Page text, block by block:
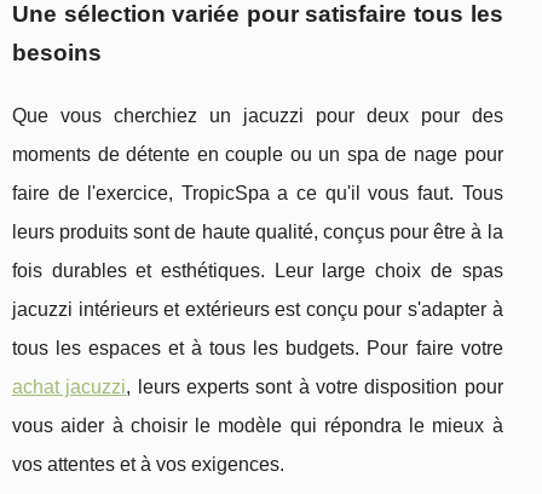
Une sélection variée pour satisfaire tous les
besoins
Que vous cherchiez un jacuzzi pour deux pour des
moments de détente en couple ou un spa de nage pour
faire de l'exercice, TropicSpa a ce qu'il vous faut. Tous
leurs produits sont de haute qualité, conçus pour être à la
fois durables et esthétiques. Leur large choix de spas
jacuzzi intérieurs et extérieurs est conçu pour s'adapter à
tous les espaces et à tous les budgets. Pour faire votre
achat jacuzzi, leurs experts sont à votre disposition pour
vous aider à choisir le modèle qui répondra le mieux à
vos attentes et à vos exigences.